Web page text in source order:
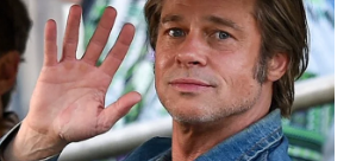
ค กล่าวว่า “เรารู้สึกภูมิใจเป็นอย่าง
การนี้ เพื่ออนุรักษ์ป่าชายเลนใน
ดยสารคนสำคัญของเรา สายการบิน
าที่ที่จะนำอุตสาหกรรมการบินไปสู่
งยืนและโครงการนี้มีความสอดคล้อง